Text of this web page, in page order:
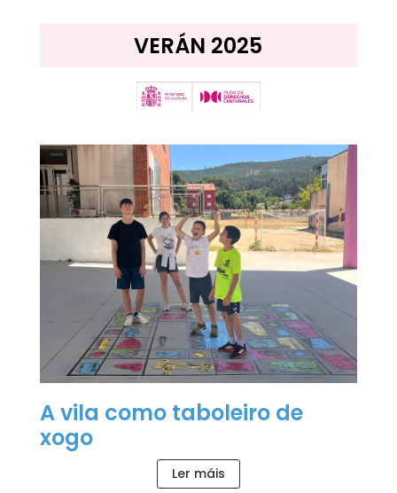
VERÁN 2025
A vila como taboleiro de
xogo
Ler máis